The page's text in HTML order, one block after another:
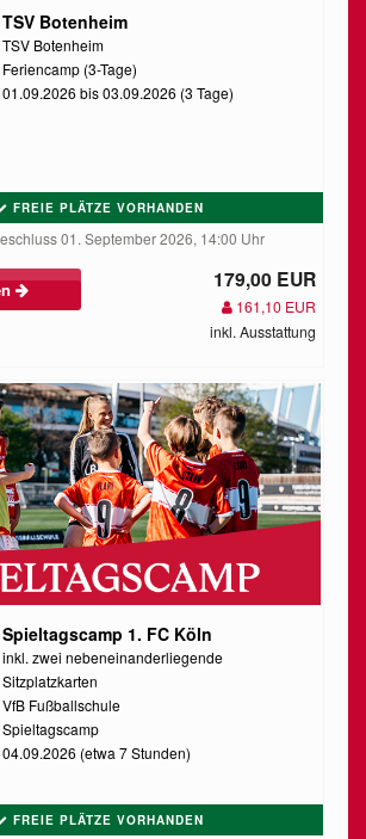
TSV Botenheim
TSV Botenheim
Feriencamp (3-Tage)
01.09.2026 bis 03.09.2026 (3 Tage)
FREIE PLÄTZE VORHANDEN
01. September 2026, 14:00 Uhr
179,00 EUR
161,10 EUR
inkl. Ausstattung
Spieltagscamp 1. FC Köln
inkl. zwei nebeneinanderliegende
Sitzplatzkarten
VfB Fußballschule
Spieltagscamp
04.09.2026 (etwa 7 Stunden)
FREIE PLÄTZE VORHANDEN